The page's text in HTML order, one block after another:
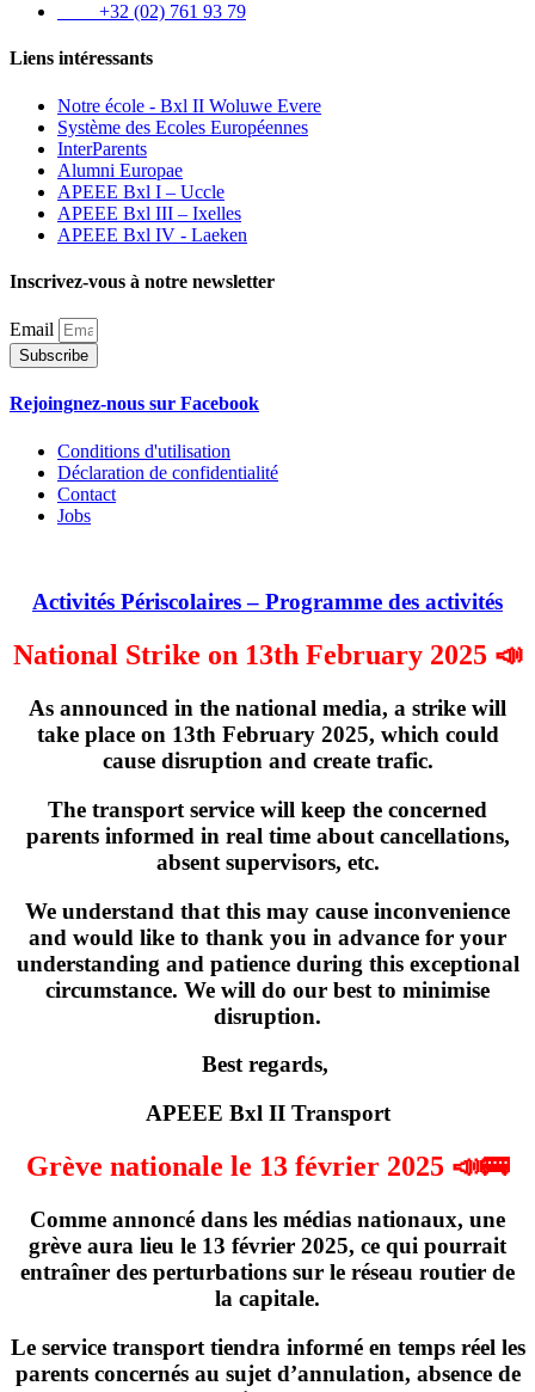
+32 (02) 761 93 79
Liens intéressants
Notre école - Bxl II Woluwe Evere
Système des Ecoles Européennes
InterParents
Alumni Europae
APEEE Bxl I – Uccle
APEEE Bxl III – Ixelles
APEEE Bxl IV - Laeken
Inscrivez-vous à notre newsletter
Email
Subscribe
Rejoingnez-nous sur Facebook
Conditions d'utilisation
Déclaration de confidentialité
Contact
Jobs
Activités Périscolaires – Programme des activités
National Strike on 13th February 2025 📣
As announced in the national media, a strike will
take place on 13th February 2025, which could
cause disruption and create trafic.
The transport service will keep the concerned
parents informed in real time about cancellations,
absent supervisors, etc.
We understand that this may cause inconvenience
and would like to thank you in advance for your
understanding and patience during this exceptional
circumstance. We will do our best to minimise
disruption.
Best regards,
APEEE Bxl II Transport
Grève nationale le 13 février 2025 📣🚌
Comme annoncé dans les médias nationaux, une
grève aura lieu le 13 février 2025, ce qui pourrait
entraîner des perturbations sur le réseau routier de
la capitale.
Le service transport tiendra informé en temps réel les
parents concernés au sujet d’annulation, absence de